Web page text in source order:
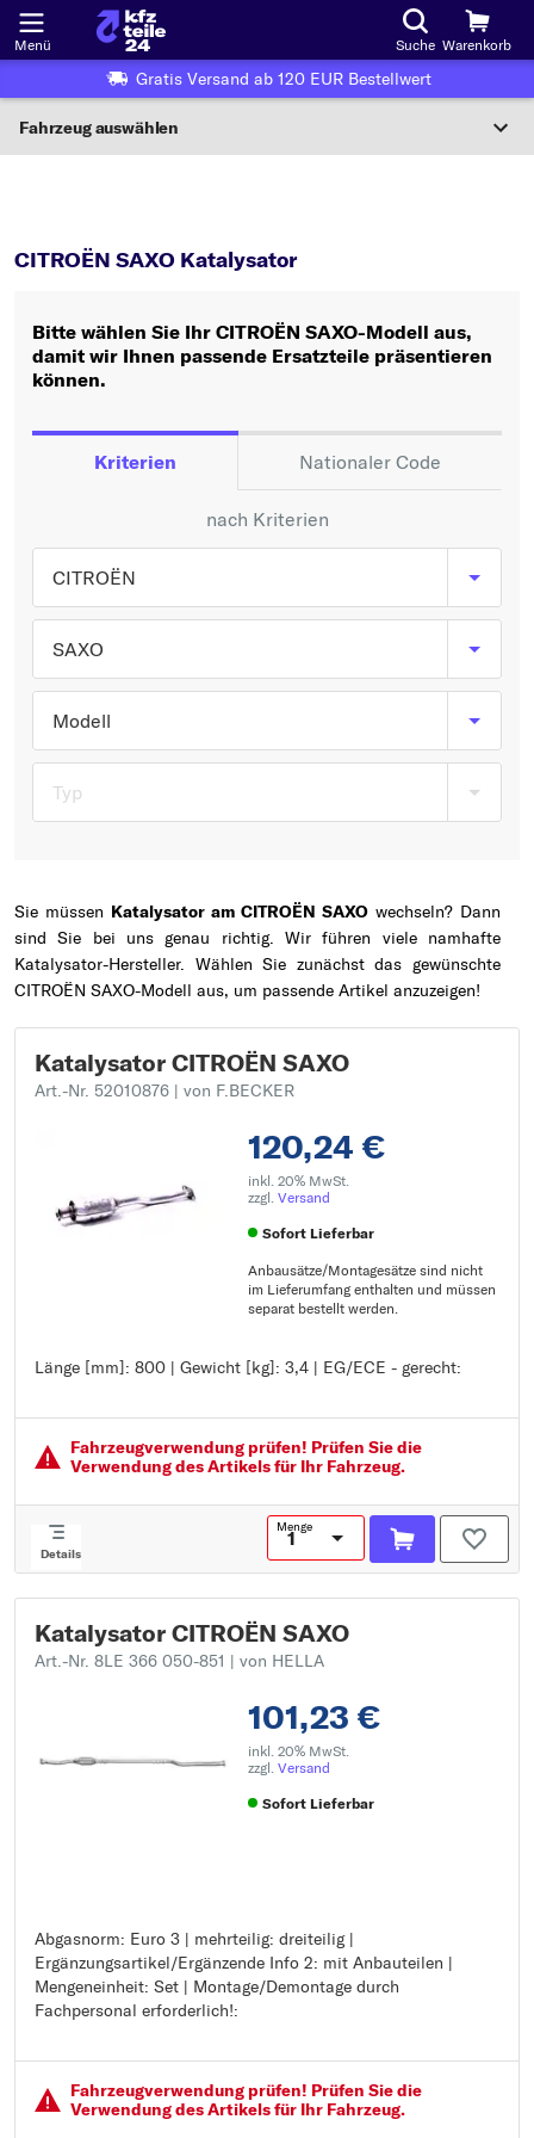
Menü Suche Warenkorb
Gratis Versand ab 120 EUR Bestellwert
Fahrzeug auswählen
Wo finde ich die?
Oder
Oder Fahrzeugauswahl nach Kriterien:
Hersteller wählen
Typ wählen
CITROËN SAXO Katalysator
Bitte wählen Sie Ihr CITROËN SAXO-Modell aus,
damit wir Ihnen passende Ersatzteile präsentieren
können.
Kriterien Nationaler Code
nach Kriterien
CITROËN
SAXO
Modell
Typ
Sie müssen Katalysator am CITROËN SAXO wechseln? Dann
sind Sie bei uns genau richtig. Wir führen viele namhafte
Katalysator-Hersteller. Wählen Sie zunächst das gewünschte
CITROËN SAXO-Modell aus, um passende Artikel anzuzeigen!
Katalysator CITROËN SAXO
Art.-Nr. 52010876 | von F.BECKER
120,24 €
inkl. 20% MwSt.
zzgl. Versand
Sofort Lieferbar
Anbausätze/Montagesätze sind nicht
im Lieferumfang enthalten und müssen
separat bestellt werden.
Länge [mm]: 800 | Gewicht [kg]: 3,4 | EG/ECE - gerecht:
Länge [mm]: 800
EG/ECE - gerecht:
Fahrzeugver­wendung prüfen! Prüfen Sie die
Verwendung des Artikels für Ihr Fahrzeug.
Details
Menge
Katalysator CITROËN SAXO
Art.-Nr. 8LE 366 050-851 | von HELLA
101,23 €
inkl. 20% MwSt.
zzgl. Versand
Sofort Lieferbar
Abgasnorm: Euro 3 | mehrteilig: dreiteilig |
Ergänzungsartikel/Ergänzende Info 2: mit Anbauteilen |
Mengeneinheit: Set | Montage/Demontage durch
Fachpersonal erforderlich!:
Abgasnorm: Euro 3
mehrteilig: dreiteilig
Ergänzungsartikel/Ergänzende Info 2: mit Anbauteilen
Mengeneinheit: Set
Fahrzeugver­wendung prüfen! Prüfen Sie die
Verwendung des Artikels für Ihr Fahrzeug.